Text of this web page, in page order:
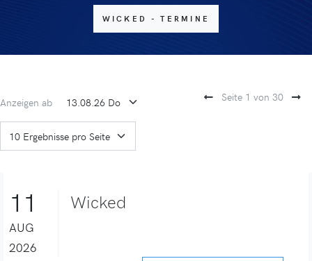
WICKED - TERMINE
Anzeigen ab Seite 1 von 30
11
AUG
2026
Wicked